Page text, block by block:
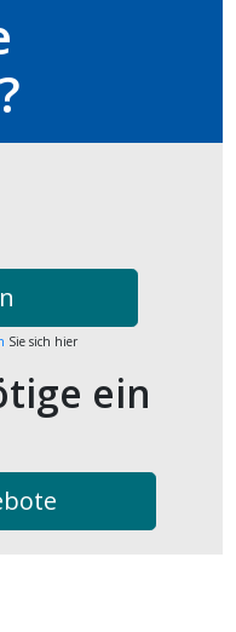
Sie sich hier
ein